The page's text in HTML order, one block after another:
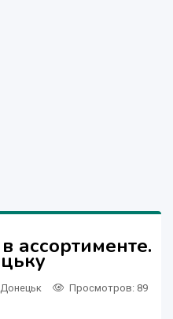
ассортименте.
Донецьк Просмотров: 89